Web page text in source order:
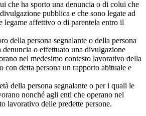
che ha sporto una denuncia o di colui che
pubblica e che sono legate ad
legame affettivo o di parentela entro il
della persona segnalante o della persona
denuncia o effettuato una divulgazione
nel medesimo contesto lavorativo della
con detta persona un rapporto abituale e
della persona segnalante o per i quali le
nonché agli enti che operano nel
lavorativo delle predette persone.